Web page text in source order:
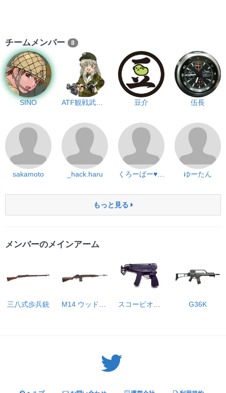
チームメンバー 8
SINO 豆介 伍長
sakamoto _hack.haru ゆーたん
もっと見る
メンバーのメインアーム
三八式歩兵銃 G36K